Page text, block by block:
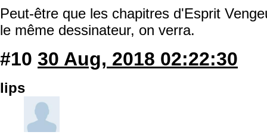
Peut-être que les chapitres d'Esprit
le même dessinateur, on verra.
#10 30 Aug, 2018 02:22:30
lips